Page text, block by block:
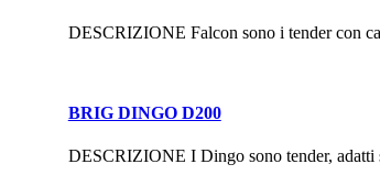
DESCRIZIONE Falcon sono i tender con
BRIG DINGO D200
DESCRIZIONE I Dingo sono tender, adatti